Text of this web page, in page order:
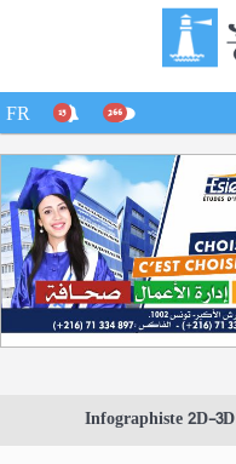
266
15
FR
Infographiste 2D-3D